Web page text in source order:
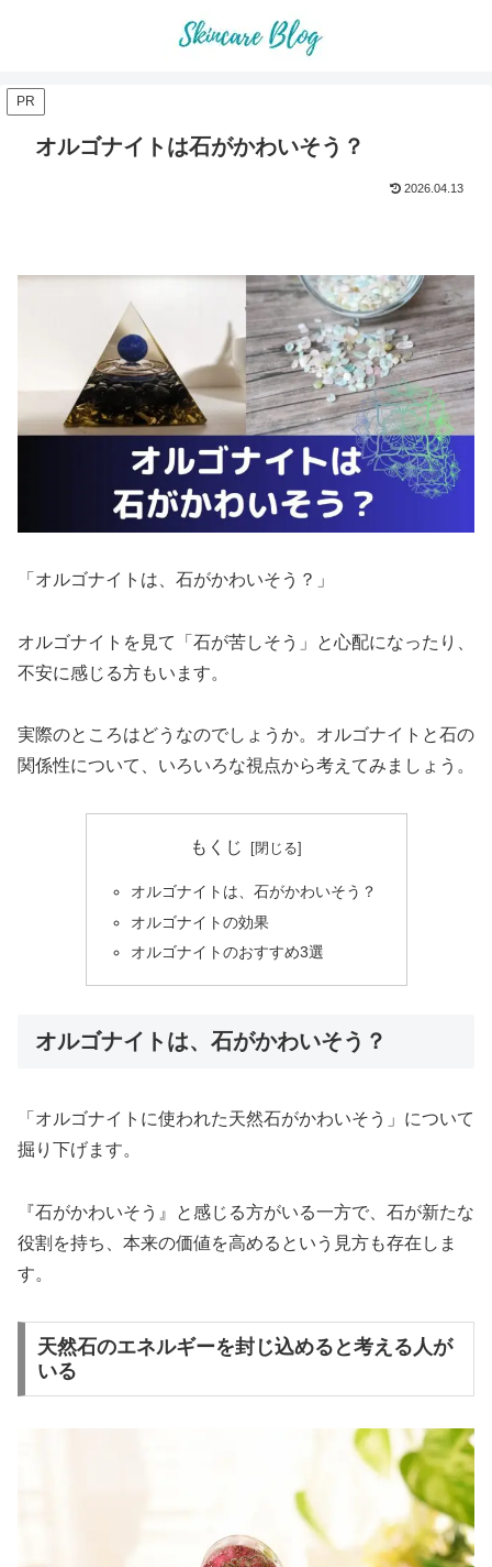
PR
オルゴナイトは石がかわいそう？
2026.04.13
「オルゴナイトは、石がかわいそう？」
オルゴナイトを見て「石が苦しそう」と心配になったり、
不安に感じる方もいます。
実際のところはどうなのでしょうか。オルゴナイトと石の
関係性について、いろいろな視点から考えてみましょう。
もくじ
オルゴナイトは、石がかわいそう？
オルゴナイトの効果
オルゴナイトのおすすめ3選
オルゴナイトは、石がかわいそう？
「オルゴナイトに使われた天然石がかわいそう」について
掘り下げます。
『石がかわいそう』と感じる方がいる一方で、石が新たな
役割を持ち、本来の価値を高めるという見方も存在しま
す。
天然石のエネルギーを封じ込めると考える人が
いる